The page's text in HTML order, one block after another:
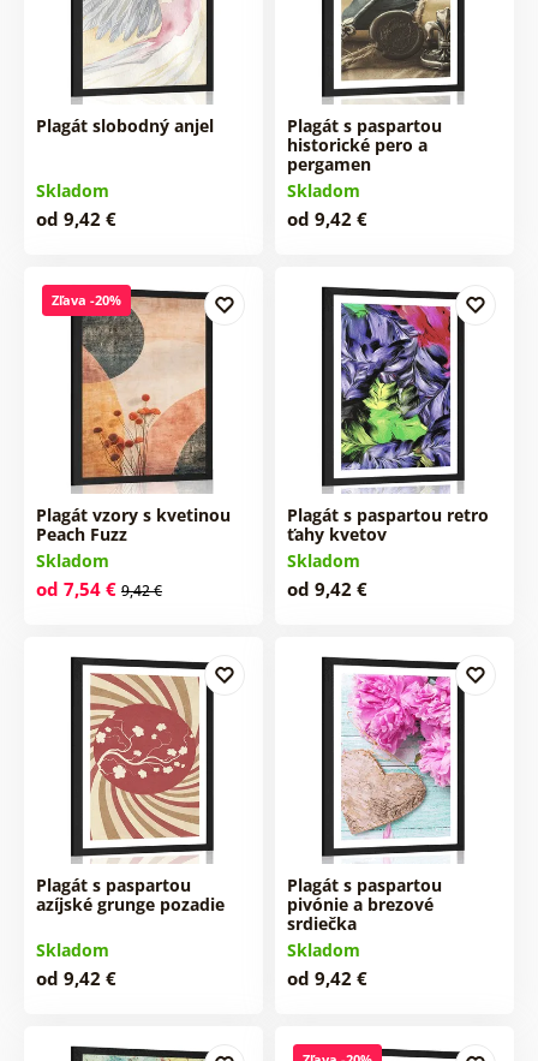
Plagát slobodný anjel
Skladom
od 9,42 €
Plagát s paspartou
historické pero a
pergamen
Skladom
od 9,42 €
Zľava -20%
Plagát vzory s kvetinou
Peach Fuzz
Skladom
od 7,54 € 9,42 €
Plagát s paspartou retro
ťahy kvetov
Skladom
od 9,42 €
Plagát s paspartou
azíjské grunge pozadie
Skladom
od 9,42 €
Plagát s paspartou
pivónie a brezové
srdiečka
Skladom
od 9,42 €